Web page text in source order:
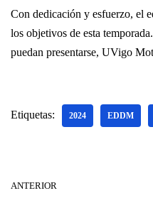
Con dedicación y esfuerzo, el
los objetivos de esta
puedan presentarse, UVigo
Etiquetas: 2024 EDDM
ANTERIOR